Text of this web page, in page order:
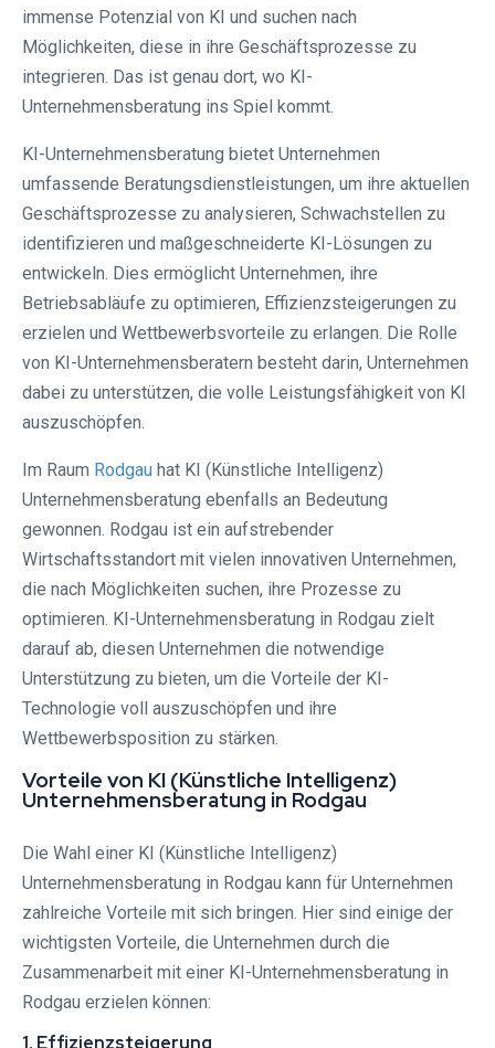
immense Potenzial von KI und suchen nach
Möglichkeiten, diese in ihre Geschäftsprozesse zu
integrieren. Das ist genau dort, wo KI-
Unternehmensberatung ins Spiel kommt.
KI-Unternehmensberatung bietet Unternehmen
umfassende Beratungsdienstleistungen, um ihre aktuellen
Geschäftsprozesse zu analysieren, Schwachstellen zu
identifizieren und maßgeschneiderte KI-Lösungen zu
entwickeln. Dies ermöglicht Unternehmen, ihre
Betriebsabläufe zu optimieren, Effizienzsteigerungen zu
erzielen und Wettbewerbsvorteile zu erlangen. Die Rolle
von KI-Unternehmensberatern besteht darin, Unternehmen
dabei zu unterstützen, die volle Leistungsfähigkeit von KI
auszuschöpfen.
Im Raum Rodgau⁠ hat KI (Künstliche Intelligenz)
Unternehmensberatung ebenfalls an Bedeutung
gewonnen. Rodgau⁠ ist ein aufstrebender
Wirtschaftsstandort mit vielen innovativen Unternehmen,
die nach Möglichkeiten suchen, ihre Prozesse zu
optimieren. KI-Unternehmensberatung in Rodgau⁠ zielt
darauf ab, diesen Unternehmen die notwendige
Unterstützung zu bieten, um die Vorteile der KI-
Technologie voll auszuschöpfen und ihre
Wettbewerbsposition zu stärken.
Vorteile von KI (Künstliche Intelligenz)
Unternehmensberatung in Rodgau⁠
Die Wahl einer KI (Künstliche Intelligenz)
Unternehmensberatung in Rodgau⁠ kann für Unternehmen
zahlreiche Vorteile mit sich bringen. Hier sind einige der
wichtigsten Vorteile, die Unternehmen durch die
Zusammenarbeit mit einer KI-Unternehmensberatung in
Rodgau⁠ erzielen können:
1. Effizienzsteigerung